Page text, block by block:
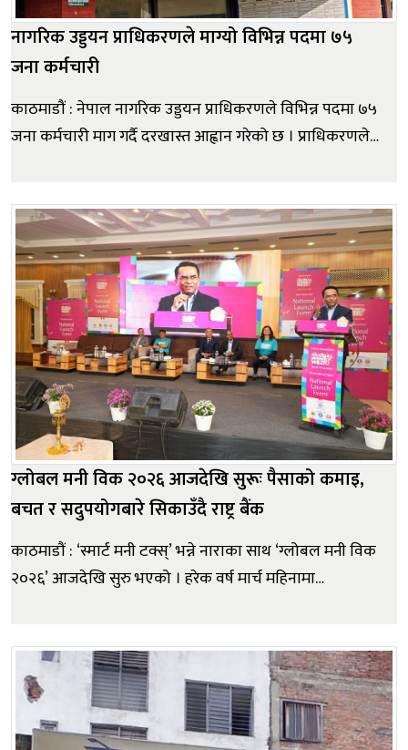
नागरिक उड्डयन प्राधिकरणले माग्यो विभिन्न पदमा ७५
जना कर्मचारी
काठमाडौं : नेपाल नागरिक उड्डयन प्राधिकरणले विभिन्न पदमा ७५
जना कर्मचारी माग गर्दै दरखास्त आह्वान गरेको छ । प्राधिकरणले
प्रशासन र प्राविधिकतर्फ एक÷एक जना कर्मचारी मागेको...
ग्लोबल मनी विक २०२६ आजदेखि सुरूः पैसाको कमाइ,
बचत र सदुपयोगबारे सिकाउँदै राष्ट्र बैंक
काठमाडौं : ‘स्मार्ट मनी टक्स्’ भन्ने नाराका साथ ‘ग्लोबल मनी विक
२०२६’ आजदेखि सुरु भएको । हरेक वर्ष मार्च महिनामा
प्राधिकरण, नेपाल धितोपत्र बोर्ड र सह...